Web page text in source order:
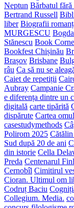
Neptun Bărbatul fără
Bertrand Russell
liber Biografii
MURGESCU
Stănescu Book
Bookfest Chișinău
Brașov Brisbane
râu Ca să nu se
Caiet de repetiții
Aubray Campanie
e diferența dintre un
digitală carte tipărită
dispărute Cartea
casestudymethods
Polirom 2025
Sud după 20 de ani
din istorie Cella
Preda Centenarul
Cernobîl Cimitirul
Cioran. Ultimul om
Codruț Baciu
Collegium. Media.